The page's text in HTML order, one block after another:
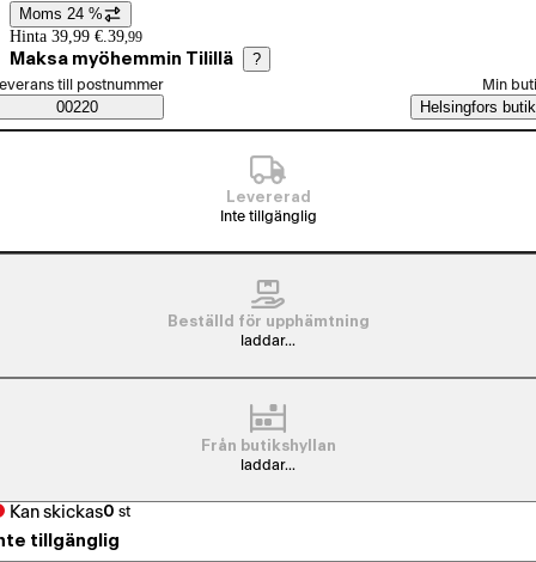
Prisinformation
Moms 24 %
Hinta 39,99 €. 39,99
Maksa myöhemmin Tilillä ?
Saatavuustiedot
beställningssätt
till postnummer
00220
Min
Helsingfors butik
Levererad
Inte tillgänglig
Beställd för upphämtning
laddar...
Från butikshyllan
laddar...
Kan skickas0 st
tillgänglig